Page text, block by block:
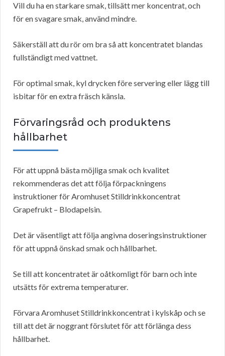
Vill du ha en starkare smak, tillsätt mer koncentrat, och
för en svagare smak, använd mindre.
Säkerställ att du rör om bra så att koncentratet blandas
fullständigt med vattnet.
För optimal smak, kyl drycken före servering eller lägg till
isbitar för en extra fräsch känsla.
Förvaringsråd och produktens
hållbarhet
För att uppnå bästa möjliga smak och kvalitet
rekommenderas det att följa förpackningens
instruktioner för Aromhuset Stilldrinkkoncentrat
Grapefrukt – Blodapelsin.
Det är väsentligt att följa angivna doseringsinstruktioner
för att uppnå önskad smak och hållbarhet.
Se till att koncentratet är oåtkomligt för barn och inte
utsätts för extrema temperaturer.
Förvara Aromhuset Stilldrinkkoncentrat i kylskåp och se
till att det är noggrant förslutet för att förlänga dess
hållbarhet.